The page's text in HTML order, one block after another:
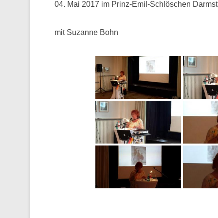
04. Mai 2017 im Prinz-Emil-Schlöschen
mit Suzanne Bohn